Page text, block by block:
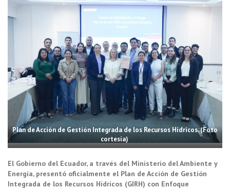
Plan de Acción de Gestión Integrada de los Recursos Hídricos. (Foto
cortesía)
El Gobierno del Ecuador, a través del Ministerio del Ambiente y
Energía, presentó oficialmente el Plan de Acción de Gestión
Integrada de los Recursos Hídricos (GIRH) con Enfoque